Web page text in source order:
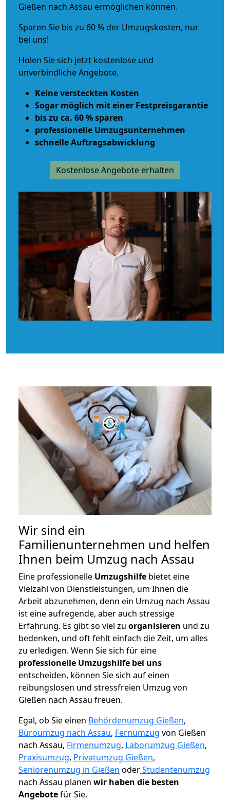
Gießen nach Assau ermöglichen können.
Sparen Sie bis zu 60 % der Umzugskosten, nur
bei uns!
Holen Sie sich jetzt kostenlose und
unverbindliche Angebote.
Keine versteckten Kosten
Sogar möglich mit einer Festpreisgarantie
bis zu ca. 60 % sparen
professionelle Umzugsunternehmen
schnelle Auftragsabwicklung
Kostenlose Angebote erhalten
Wir sind ein
Familienunternehmen und helfen
Ihnen beim Umzug nach Assau
Eine professionelle Umzugshilfe bietet eine
Vielzahl von Dienstleistungen, um Ihnen die
Arbeit abzunehmen, denn ein Umzug nach Assau
ist eine aufregende, aber auch stressige
Erfahrung. Es gibt so viel zu organisieren und zu
bedenken, und oft fehlt einfach die Zeit, um alles
zu erledigen. Wenn Sie sich für eine
professionelle Umzugshilfe bei uns
entscheiden, können Sie sich auf einen
reibungslosen und stressfreien Umzug von
Gießen nach Assau freuen.
Egal, ob Sie einen Behördenumzug Gießen,
Büroumzug nach Assau, Fernumzug von Gießen
nach Assau, Firmenumzug, Laborumzug Gießen,
Praxisumzug, Privatumzug Gießen,
Seniorenumzug in Gießen oderStudentenumzug
nach Assau planen wir haben die besten
Angebotefür Sie.